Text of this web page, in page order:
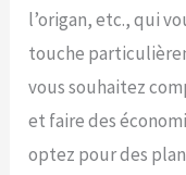
l’origan, etc., qui
touche
vous souhaitez
et faire des
optez pour des